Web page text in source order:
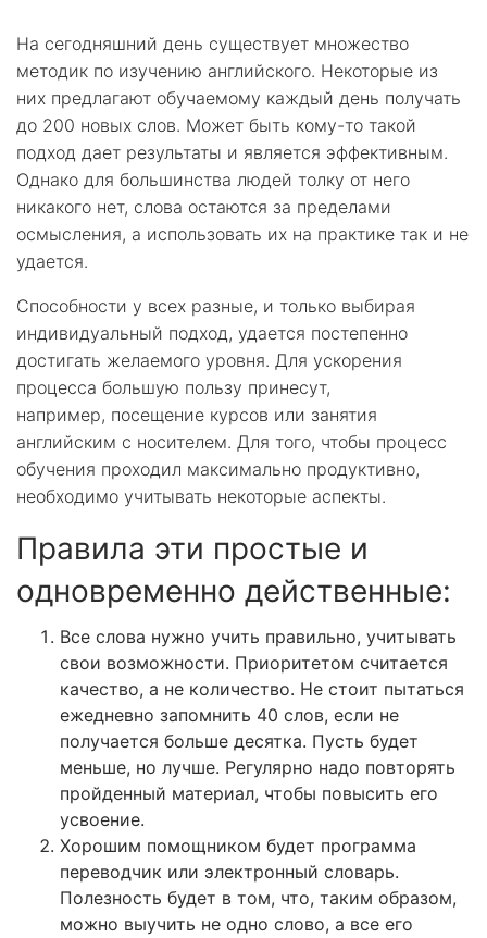
На сегодняшний день существует множество
методик по изучению английского. Некоторые из
них предлагают обучаемому каждый день получать
до 200 новых слов. Может быть кому-то такой
подход дает результаты и является эффективным.
Однако для большинства людей толку от него
никакого нет, слова остаются за пределами
осмысления, а использовать их на практике так и не
удается.
Способности у всех разные, и только выбирая
индивидуальный подход, удается постепенно
достигать желаемого уровня. Для ускорения
процесса большую пользу принесут,
например, посещение курсов или занятия
английским с носителем. Для того, чтобы процесс
обучения проходил максимально продуктивно,
необходимо учитывать некоторые аспекты.
Правила эти простые и
одновременно действенные:
Все слова нужно учить правильно, учитывать
свои возможности. Приоритетом считается
качество, а не количество. Не стоит пытаться
ежедневно запомнить 40 слов, если не
получается больше десятка. Пусть будет
меньше, но лучше. Регулярно надо повторять
пройденный материал, чтобы повысить его
усвоение.
Хорошим помощником будет программа
переводчик или электронный словарь.
Полезность будет в том, что, таким образом,
можно выучить не одно слово, а все его